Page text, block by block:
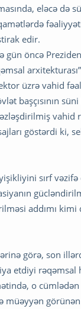
eləcə də
edir.
gün öncə
üzrə vahid
başçısının
vahid
göstərdi ki,
sırf
addımı
görə, son
etdiyi
o
müəyyən